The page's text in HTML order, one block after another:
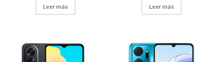
Leer más Leer más